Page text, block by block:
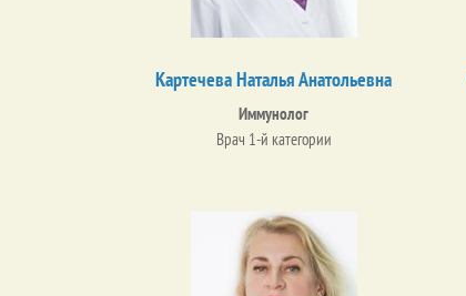
Картечева Наталья Анатольевна
Иммунолог
Врач 1-й категории